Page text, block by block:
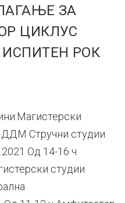
ЗА
ЦИКЛУС
РОК
ДДМ Стручни студии
Од 14-16 ч
студии